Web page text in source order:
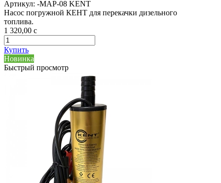
Артикул: -MAP-08 KENT
Насос погружной КЕНТ для перекачки дизельного
топлива.
1 320,00 c
Купить
Новинка
Быстрый просмотр